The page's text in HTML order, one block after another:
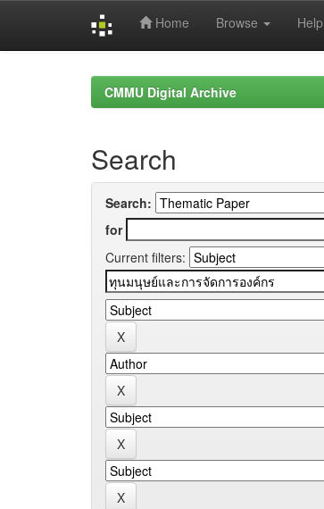
Home Browse Help
CMMU Digital Archive
Search
Search:
for
Current filters: